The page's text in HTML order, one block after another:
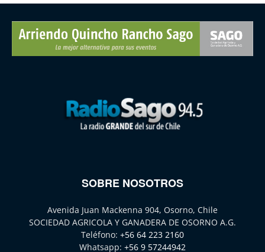
SOBRE NOSOTROS
Avenida Juan Mackenna 904, Osorno, Chile
SOCIEDAD AGRICOLA Y GANADERA DE OSORNO A.G.
Teléfono: +56 64 223 2160
Whatsapp: +56 9 57244942